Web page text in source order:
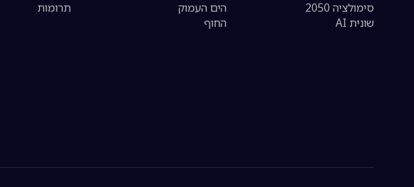
סימולציה 2050
שונית AI
הים העמוק
החוף
תרומות